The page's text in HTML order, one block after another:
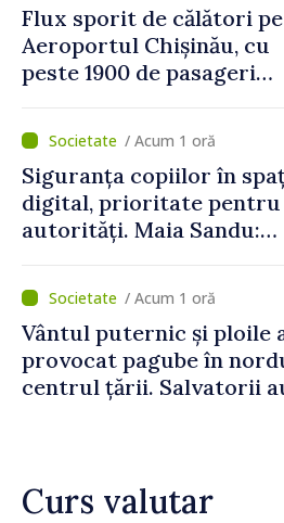
Flux sporit de călători pe
Aeroportul Chișinău, cu
peste 1900 de pasageri
de vârf a concediilor
/ Acum 1 oră
Siguranța copiilor în
digital, prioritate pentru
autorități. Maia Sandu:
mecanisme care să-i
protejeze”/ Acum 1 oră
Vântul puternic și ploile
provocat pagube în
centrul țării. Salvatorii
Curs valutar